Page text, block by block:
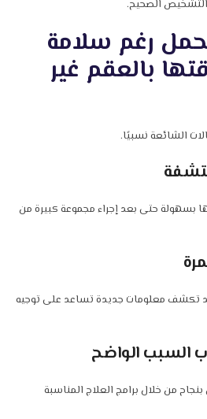
الصحيح.
رغم سلامة
بالعقم غير
الشائعة نسبيًا.
بسهولة حتى بعد إجراء مجموعة كبيرة من
قد تكشف معلومات جديدة تساعد على توجيه
السبب الواضح
من خلال برامج العلاج المناسبة